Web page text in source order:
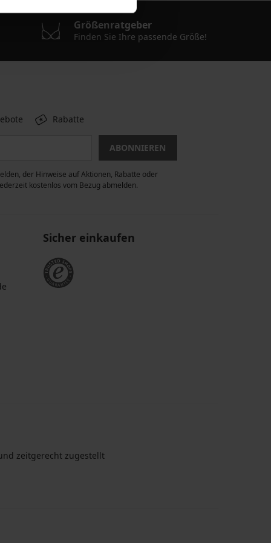
Größenratgeber
Finden Sie Ihre passende Größe!
Rabatte
ABONNIEREN
der Hinweise auf Aktionen, Rabatte oder
kostenlos vom Bezug abmelden.
Sicher einkaufen
zeitgerecht zugestellt